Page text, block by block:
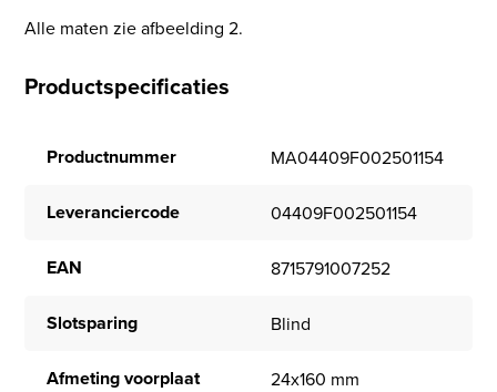
Alle maten zie afbeelding 2.
Productspecificaties
Productnummer MA04409F002501154
Leveranciercode 04409F002501154
EAN 8715791007252
Slotsparing Blind
Afmeting voorplaat 24x160 mm